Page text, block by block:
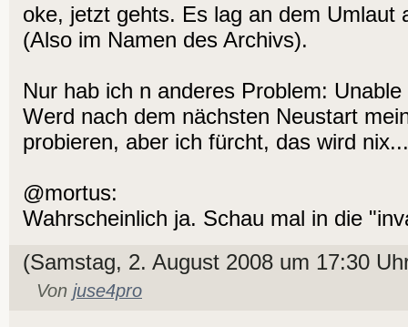
oke, jetzt gehts. Es lag an dem Umlaut
(Also im Namen des Archivs).
Nur hab ich n anderes Problem:
Werd nach dem nächsten Neustart
probieren, aber ich fürcht, das wird nix...
@mortus:
Wahrscheinlich ja. Schau mal in die
(Samstag, 2. August 2008 um 17:30
Von juse4pro